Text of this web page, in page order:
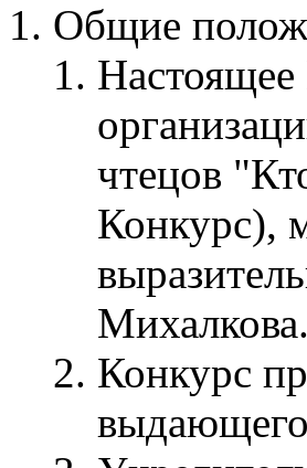
Общие
чтецов
Конкурс),
Михалкова.
Конкурс